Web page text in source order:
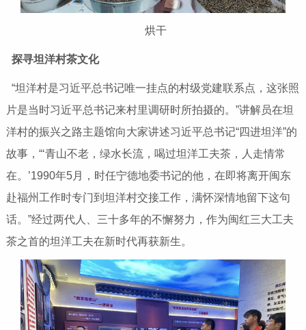
烘干
探寻坦洋村茶文化
“坦洋村是习近平总书记唯一挂点的村级党建联系点，这张照
片是当时习近平总书记来村里调研时所拍摄的。”讲解员在坦
洋村的振兴之路主题馆向大家讲述习近平总书记“四进坦洋”的
故事，“‘青山不老，绿水长流，喝过坦洋工夫茶，人走情常
在。’1990年5月，时任宁德地委书记的他，在即将离开闽东
赴福州工作时专门到坦洋村交接工作，满怀深情地留下这句
话。”经过两代人、三十多年的不懈努力，作为闽红三大工夫
茶之首的坦洋工夫在新时代再获新生。